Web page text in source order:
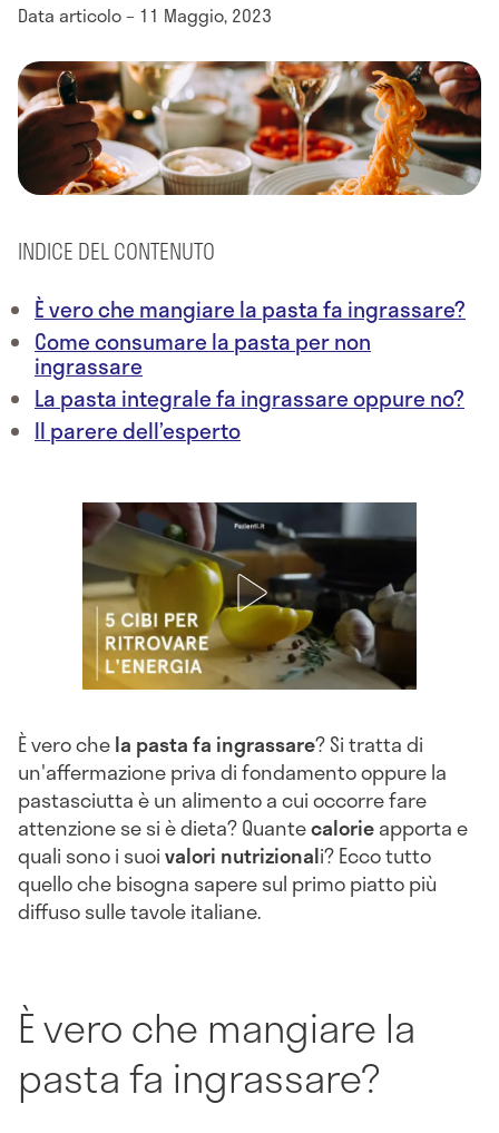
Data articolo – 11 Maggio, 2023
INDICE DEL CONTENUTO
È vero che mangiare la pasta fa ingrassare?
Come consumare la pasta per non
ingrassare
La pasta integrale fa ingrassare oppure no?
Il parere dell’esperto
È vero chela pasta fa ingrassare? Si tratta di
un'affermazione priva di fondamento oppure la
pastasciutta è un alimento a cui occorre fare
attenzione se si è dieta? Quantecalorieapporta e
quali sono i suoivalori nutrizionali? Ecco tutto
quello che bisogna sapere sul primo piatto più
diffuso sulle tavole italiane.
È vero che mangiare la
pasta fa ingrassare?